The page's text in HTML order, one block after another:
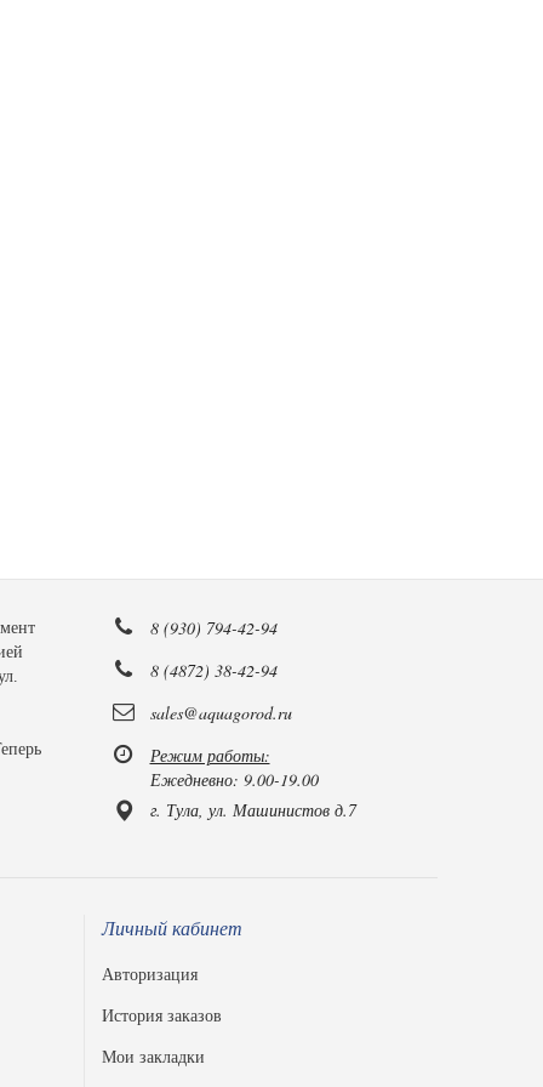
8 (930) 794-42-94
8 (4872) 38-42-94
sales@aquagorod.ru
Режим работы:
Ежедневно: 9.00-19.00
г. Тула, ул. Машинистов д.7
Личный кабинет
Авторизация
История заказов
Мои закладки